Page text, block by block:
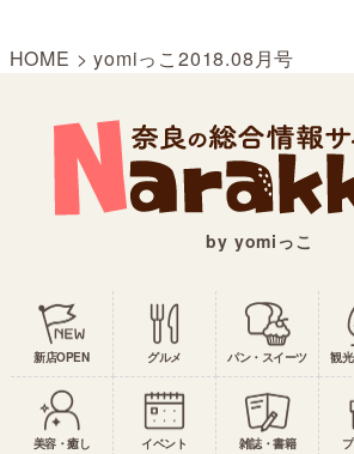
HOME >yomiっこ2018.08月号
by yomiっこ
新店OPEN グルメ パン・スイーツ 観
美容・癒し イベント 雑誌・書籍